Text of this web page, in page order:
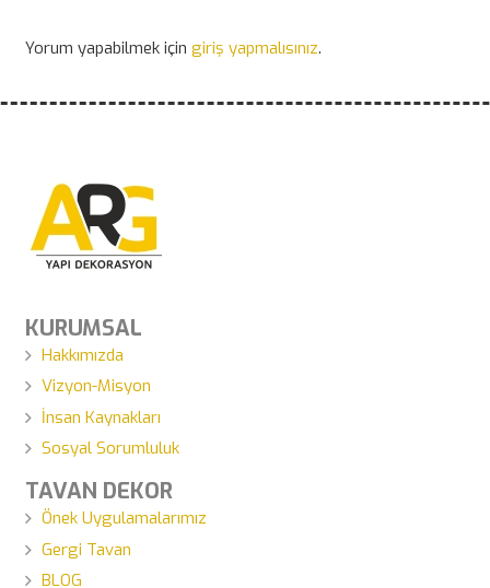
Yorum yapabilmek için giriş yapmalısınız.
KURUMSAL
Hakkımızda
Vizyon-Misyon
İnsan Kaynakları
Sosyal Sorumluluk
TAVAN DEKOR
Önek Uygulamalarımız
Gergi Tavan
BLOG